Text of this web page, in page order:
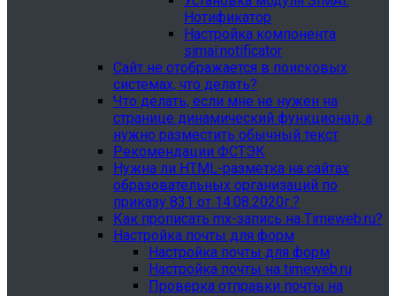
Нотификатор
Настройка компонента
simai:notificator
Сайт не отображается в поисковых
системах, что делать?
Что делать, если мне не нужен на
странице динамический функционал, а
нужно разместить обычный текст
Рекомендации ФСТЭК
Нужна ли HTML-разметка на сайтах
образовательных организаций по
приказу 831 от 14.08.2020г.?
Как прописать mx-запись на Timeweb.ru?
Настройка почты для форм
Настройка почты для форм
Настройка почты на timeweb.ru
Проверка отправки почты на